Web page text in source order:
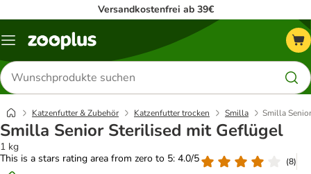
Versandkostenfrei ab 39€
Menü
Produkte
suchen
Katzenfutter & Zubehör Katzenfutter trocken Smilla Smilla
Smilla Senior Sterilised mit Geflügel
1 kg
This is a stars rating area from zero to 5: 4.0/5
(8)